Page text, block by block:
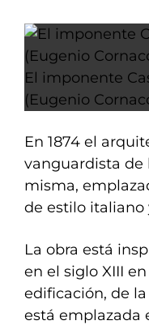
El imponente
(Eugenio
En 1874 el
vanguardista de
misma,
de estilo italiano
La obra está
en el siglo XIII
edificación, de la
está emplazada